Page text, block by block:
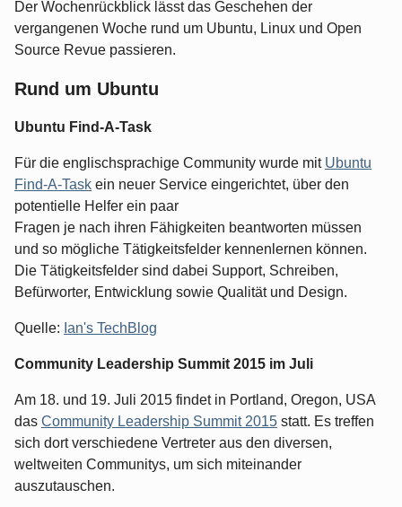
Der Wochenrückblick lässt das Geschehen der
vergangenen Woche rund um Ubuntu, Linux und Open
Source Revue passieren.
Rund um Ubuntu
Ubuntu Find-A-Task
Für die englischsprachige Community wurde mit Ubuntu
Find-A-Task ein neuer Service eingerichtet, über den
potentielle Helfer ein paar
Fragen je nach ihren Fähigkeiten beantworten müssen
und so mögliche Tätigkeitsfelder kennenlernen können.
Die Tätigkeitsfelder sind dabei Support, Schreiben,
Befürworter, Entwicklung sowie Qualität und Design.
Quelle: Ian's TechBlog
Community Leadership Summit 2015 im Juli
Am 18. und 19. Juli 2015 findet in Portland, Oregon, USA
das Community Leadership Summit 2015 statt. Es treffen
sich dort verschiedene Vertreter aus den diversen,
weltweiten Communitys, um sich miteinander
auszutauschen.